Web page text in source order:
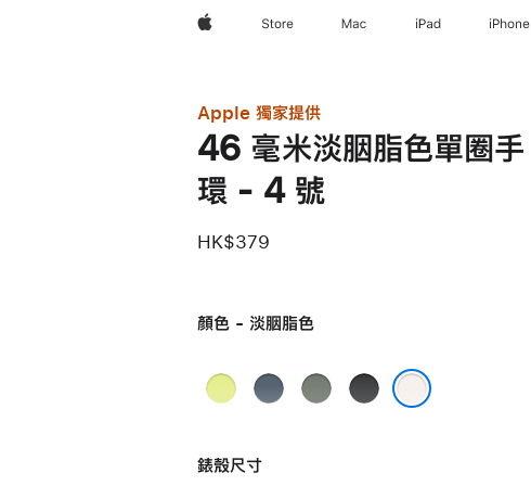
Apple Store Mac iPad iPhone
Apple 獨家提供
46 毫米淡胭脂色單圈手
環 - 4 號
HK$379
顏色 - 淡胭脂色
霓
色
錨
色
灰
黑
錶殼尺寸